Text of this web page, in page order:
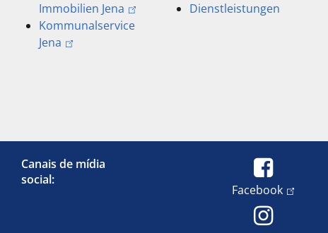
Immobilien Jena
Kommunalservice
Jena
Dienstleistungen
Canais de mídia
social:
Facebook